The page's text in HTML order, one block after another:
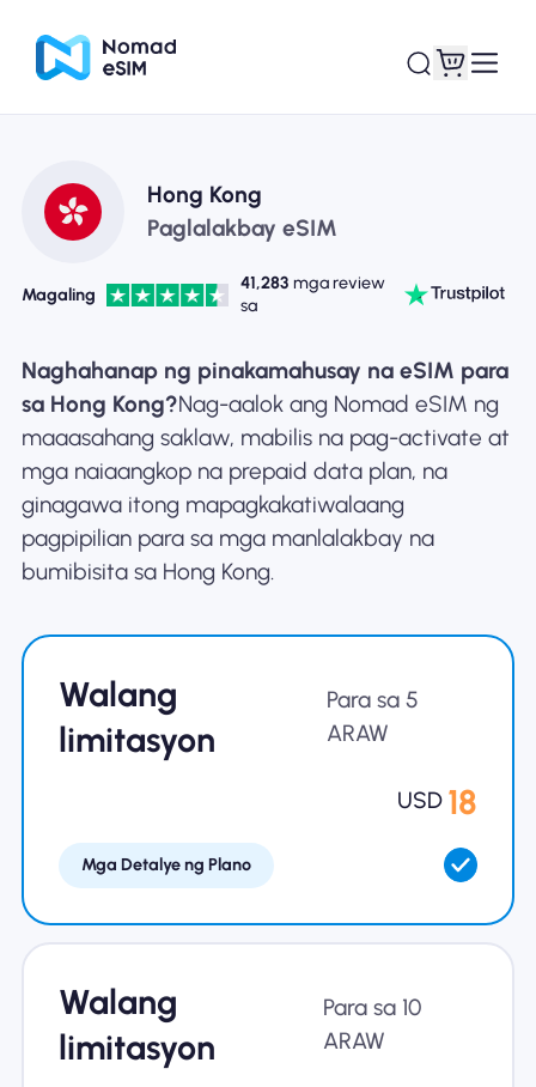
Mag-log In / Mag-
sign Up
Mga Plano sa Tindahan
Tungkol sa eSIM
Bakit Nomad ESIM
Gamit ang isang ESIM
Hong Kong
Paglalakbay eSIM
Magaling
41,283 mga review
sa
Naghahanap ng pinakamahusay na eSIM para
sa Hong Kong?Nag-aalok ang Nomad eSIM ng
maaasahang saklaw, mabilis na pag-activate at
mga naiaangkop na prepaid data plan, na
ginagawa itong mapagkakatiwalaang
pagpipilian para sa mga manlalakbay na
bumibisita sa Hong Kong.
Walang
limitasyon
Para sa 5
ARAW
USD 18
Mga Detalye ng Plano
Walang
limitasyon
Para sa 10
ARAW